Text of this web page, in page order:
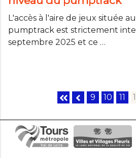
L'accès à l'aire de jeux située
pumptrack est strictement
septembre 2025 et ce …
9
10 11